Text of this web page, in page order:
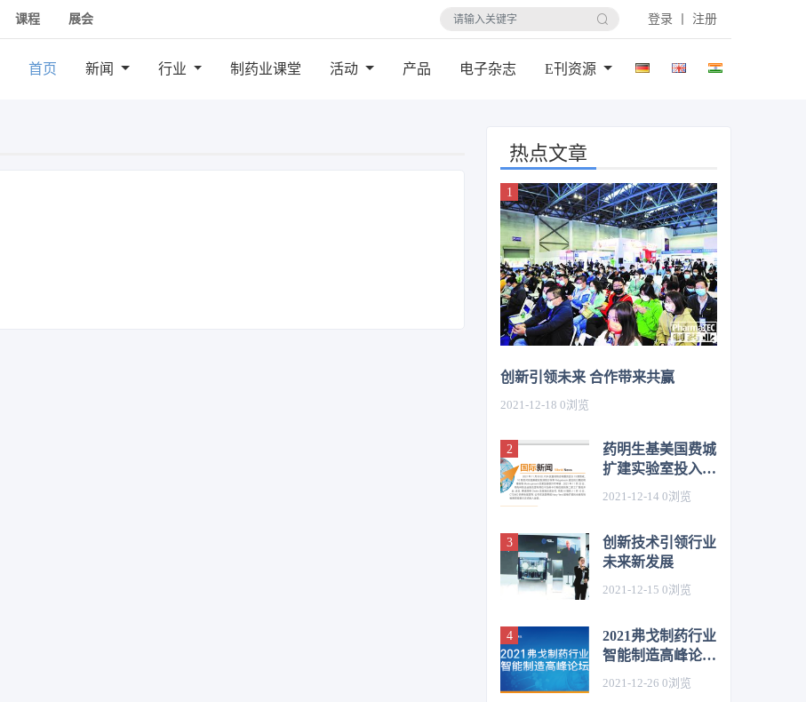
课程 展会 登录 丨 注册
首页 新闻 行业 制药业课堂 活动 产品 电子杂志 E刊资源
热点文章
创新引领未来 合作带来共赢
2021-12-18 0浏览
药明生基美国费城
扩建实验室投入运
营（国际新闻）
2021-12-14 0浏览
创新技术引领行业
未来新发展
2021-12-15 0浏览
2021弗戈制药行业
智能制造高峰论坛
即将盛大开幕
2021-12-26 0浏览